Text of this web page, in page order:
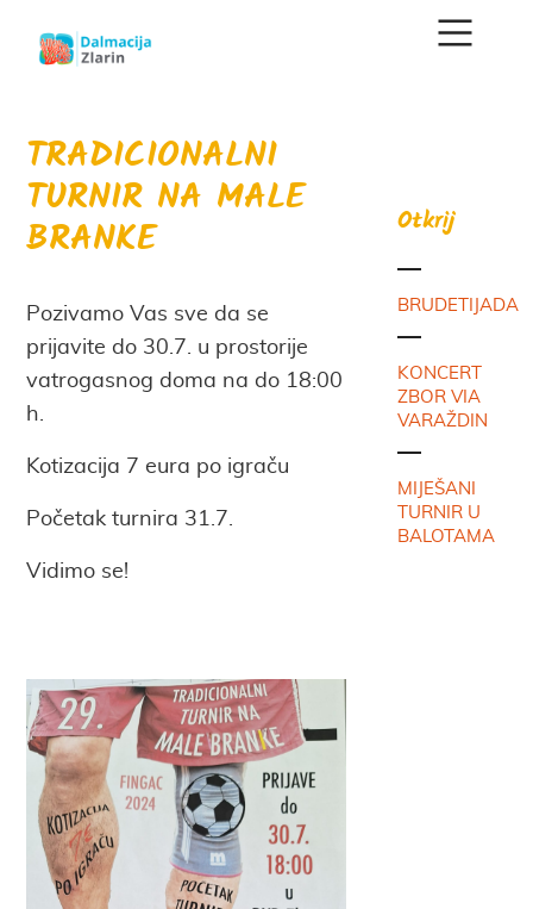
TRADICIONALNI
TURNIR NA MALE
BRANKE
Pozivamo Vas sve da se
prijavite do 30.7. u prostorije
vatrogasnog doma na do 18:00
h.
Kotizacija 7 eura po igraču
Početak turnira 31.7.
Vidimo se!
Otkrij
BRUDETIJADA
KONCERT
ZBOR VIA
VARAŽDIN
MIJEŠANI
TURNIR U
BALOTAMA